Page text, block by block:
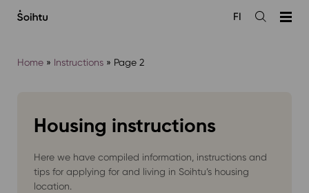
sisältöön
Open
FI
Home» Instructions» Page 2
Housing instructions
Here we have compiled information, instructions and
tips for applying for and living in Soihtu’s housing
location.